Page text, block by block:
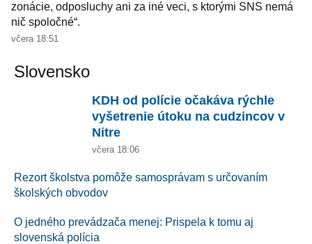
zonácie, odposluchy ani za iné veci, s ktorými SNS nemá
nič spoločné“.
včera 18:51
Slovensko
KDH od polície očakáva rýchle
vyšetrenie útoku na cudzincov v
Nitre
včera 18:06
Rezort školstva pomôže samosprávam s určovaním
školských obvodov
O jedného prevádzača menej: Prispela k tomu aj
slovenská polícia